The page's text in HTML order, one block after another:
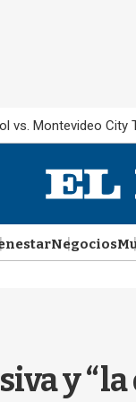
vs. Montevideo City
Negocios
y